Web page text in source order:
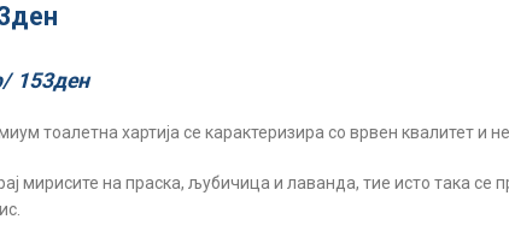
ден
153ден
тоалетна хартија се карактеризира со врвен квалитет и
мирисите на праска, љубичица и лаванда, тие исто така се